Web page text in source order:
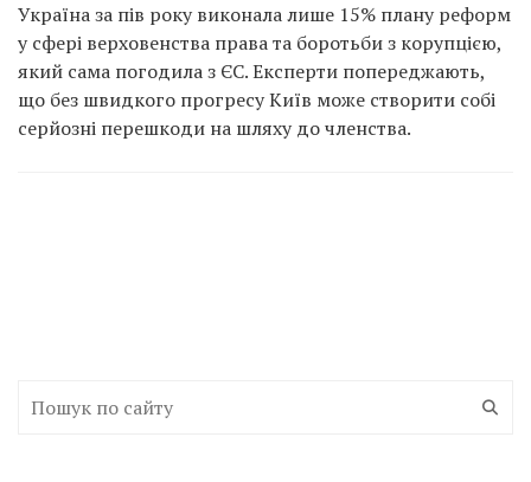
Україна за пів року виконала лише 15% плану реформ
у сфері верховенства права та боротьби з корупцією,
який сама погодила з ЄС. Експерти попереджають,
що без швидкого прогресу Київ може створити собі
серйозні перешкоди на шляху до членства.